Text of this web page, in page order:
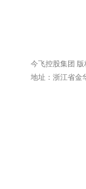
今飞控股集团 版
地址：浙江省